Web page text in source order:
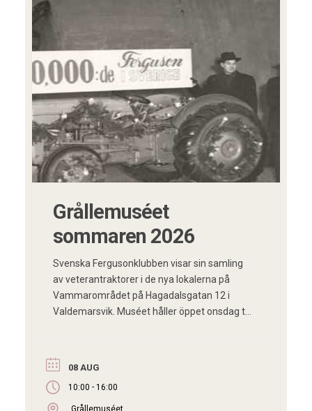
Grållemuséet
sommaren 2026
Svenska Fergusonklubben visar sin samling
av veterantraktorer i de nya lokalerna på
Vammarområdet på Hagadalsgatan 12 i
Valdemarsvik. Muséet håller öppet onsdag till
27 – 1/7, 2/7, 3/7, 4/7 V 28 – 8/7, 9/7, 10/7,
08 AUG
10:00 - 16:00